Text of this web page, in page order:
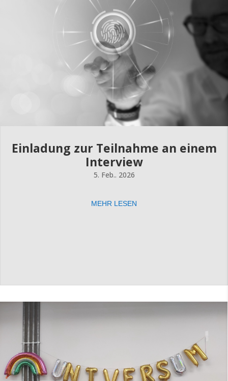
Einladung zur Teilnahme an einem
Interview
5. Feb.. 2026
MEHR LESEN